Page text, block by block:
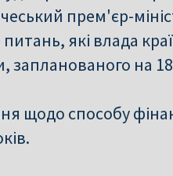
прем'єр-
які влада
запланованого на
щодо способу